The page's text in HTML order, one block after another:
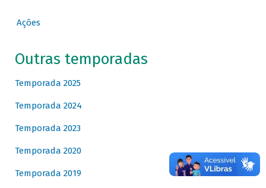
Ações
Outras temporadas
Temporada 2025
Temporada 2024
Temporada 2023
Temporada 2020
Temporada 2019